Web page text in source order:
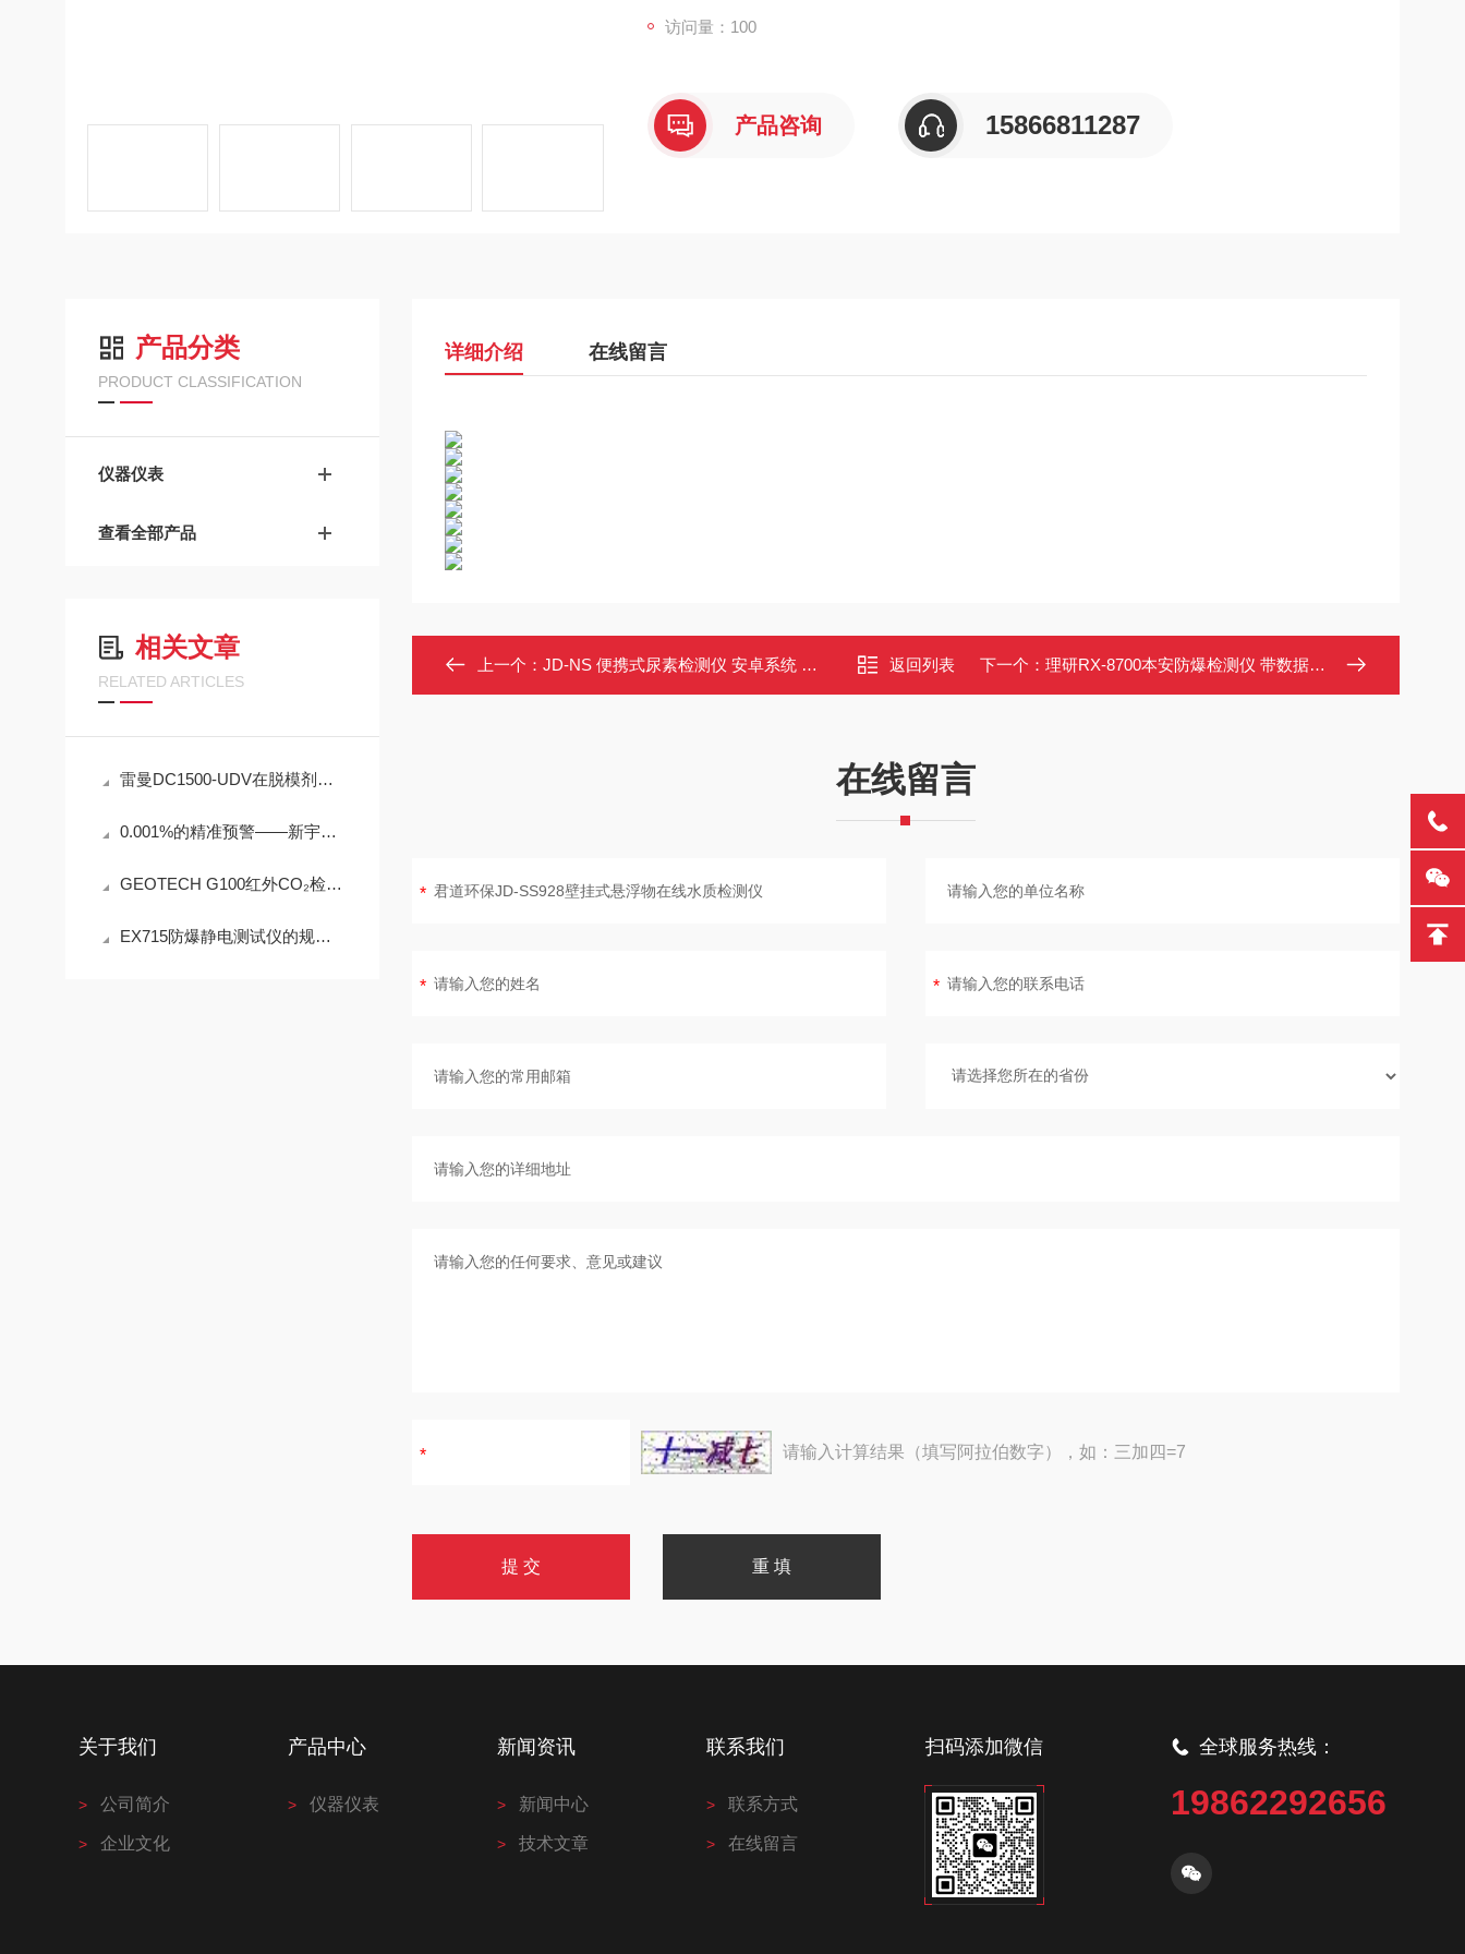
访问量：100
产品咨询 15866811287
产品分类
PRODUCT CLASSIFICATION
仪器仪表
查看全部产品
相关文章
RELATED ARTICLES
雷曼DC1500-UDV在脱模剂检测中的工程可靠性设计
0.001%的精准预警——新宇宙COSMOS铁粉浓度计SDM-72守护齿轮箱健康
GEOTECH G100红外CO₂检测仪技术参数
EX715防爆静电测试仪的规范定期维护保养方法分享
详细介绍 在线留言
上一个： JD-NS 便携式尿素检测仪 安卓系统 无线上传 0.1-8mg/L测量范围 返回列表 下一个： 理研RX-8700本安防爆检测仪 带数据记录与背光显示
在线留言
请输入计算结果（填写阿拉伯数字），如：三加四=7
关于我们
公司简介
企业文化
产品中心
仪器仪表
新闻资讯
新闻中心
技术文章
联系我们
联系方式
在线留言
扫码添加微信 全球服务热线：
19862292656